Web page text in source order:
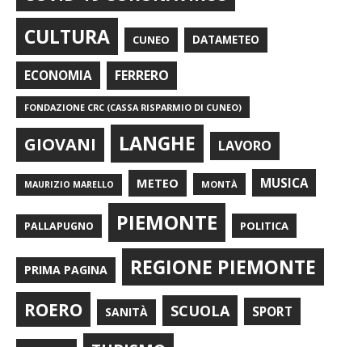
CULTURA CUNEO DATAMETEO
ECONOMIA FERRERO
FONDAZIONE CRC (CASSA RISPARMIO DI CUNEO)
GIOVANI LANGHE LAVORO
MAURIZIO MARELLO METEO MONTÀ MUSICA
PALLAPUGNO PIEMONTE POLITICA
PRIMA PAGINA REGIONE PIEMONTE
ROERO SANITÀ SCUOLA SPORT